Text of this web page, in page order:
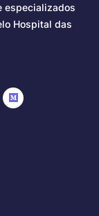
especializados
Hospital das